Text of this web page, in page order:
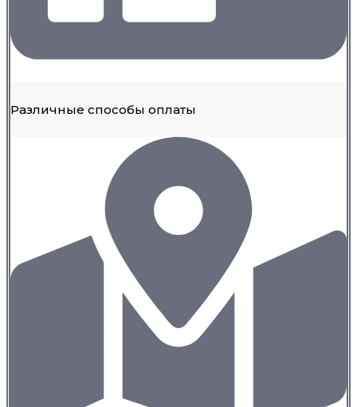
Различные способы оплаты